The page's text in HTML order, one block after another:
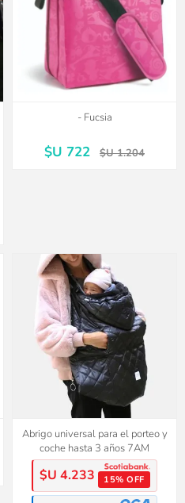
- Fucsia
$U 722 $U 1.204
Abrigo universal para el porteo y
coche hasta 3 años 7AM
$U 4.233 15% OFF